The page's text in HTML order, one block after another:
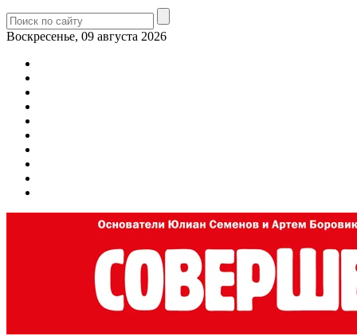
Воскресенье, 09 августа 2026